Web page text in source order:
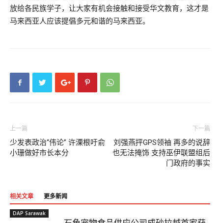
放给各民族学子，让大家有机会接触和接受华文教育，这才是
马来西亚人应该提倡多元和谐的马来西亚。
上一篇
少发表政治“伟论” 许溧根吁俞
小珊做好市长本分
下一篇
刘强燕抨GPS领袖 再多的说辞
也无法掩饰 支持巫伊联盟组后
门政府的事实
相关文章 更多新闻
DAP Sarawak